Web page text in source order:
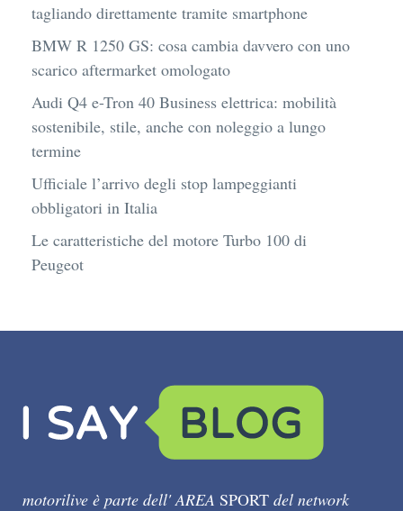
tagliando direttamente tramite smartphone
BMW R 1250 GS: cosa cambia davvero con uno
scarico aftermarket omologato
Audi Q4 e-Tron 40 Business elettrica: mobilità
sostenibile, stile, anche con noleggio a lungo
termine
Ufficiale l’arrivo degli stop lampeggianti
obbligatori in Italia
Le caratteristiche del motore Turbo 100 di
Peugeot
motorilive è parte dell' AREA SPORT del network